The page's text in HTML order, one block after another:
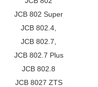
JCB 802 Super
JCB 802.4,
JCB 802.7,
JCB 802.7 Plus
JCB 802.8
JCB 8027 ZTS